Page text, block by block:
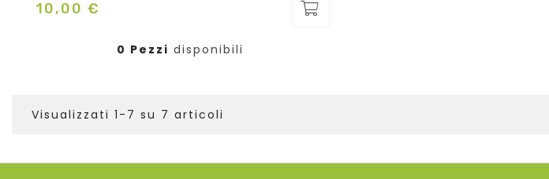
Prezzo
10,00 €
0 Pezzi disponibili
Visualizzati 1-7 su 7 articoli